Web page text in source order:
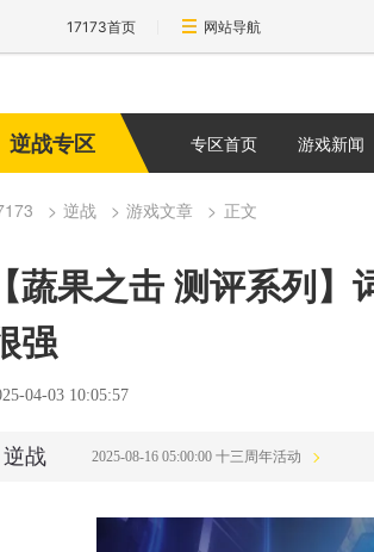
17173首页 网站导航
逆战专区 专区首页 游戏新闻
逆战 游戏文章 正文
【蔬果之击 测评系列
强
04-03 10:05:57
逆战 2025-08-16 05:00:00 十三周年活动